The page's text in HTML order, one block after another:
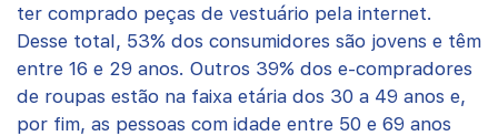
ter comprado peças de vestuário pela internet.
Desse total, 53% dos consumidores são jovens e têm
entre 16 e 29 anos. Outros 39% dos e-compradores
de roupas estão na faixa etária dos 30 a 49 anos e,
por fim, as pessoas com idade entre 50 e 69 anos